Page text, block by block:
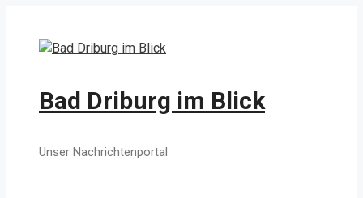
springen
Bad Driburg im Blick
Unser Nachrichtenportal